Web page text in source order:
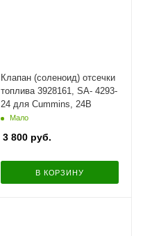
Клапан (соленоид) отсечки
топлива 3928161, SA- 4293-
24 для Cummins, 24В
Мало
3 800руб.
В КОРЗИНУ